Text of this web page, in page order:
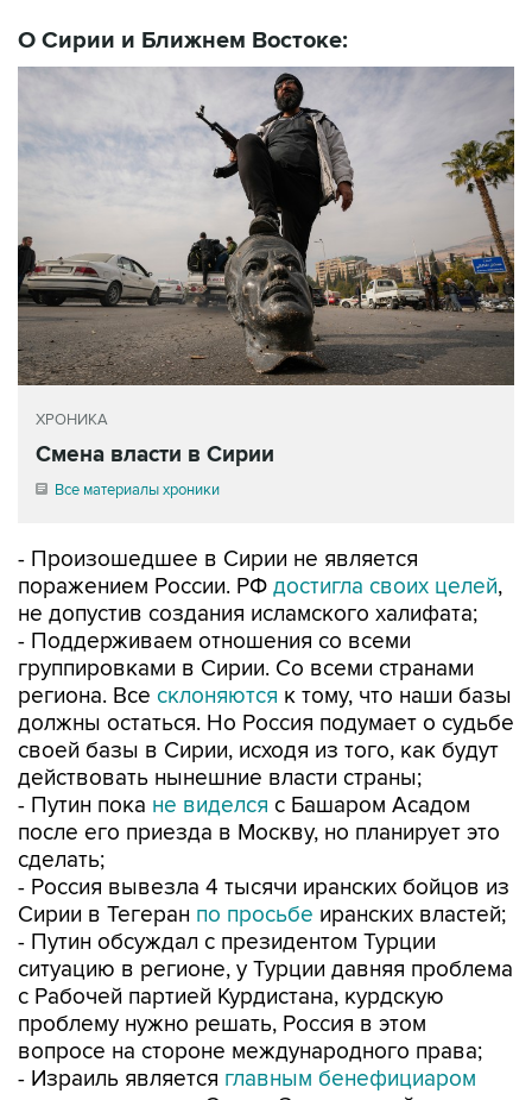
О Сирии и Ближнем Востоке:
ХРОНИКА
Смена власти в Сирии
Все материалы хроники
- Произошедшее в Сирии не является
поражением России. РФ достигла своих целей,
не допустив создания исламского халифата;
- Поддерживаем отношения со всеми
группировками в Сирии. Со всеми странами
региона. Все склоняются к тому, что наши базы
должны остаться. Но Россия подумает о судьбе
своей базы в Сирии, исходя из того, как будут
действовать нынешние власти страны;
- Путин пока не виделся с Башаром Асадом
после его приезда в Москву, но планирует это
сделать;
- Россия вывезла 4 тысячи иранских бойцов из
Сирии в Тегеран по просьбе иранских властей;
- Путин обсуждал с президентом Турции
ситуацию в регионе, у Турции давняя проблема
с Рабочей партией Курдистана, курдскую
проблему нужно решать, Россия в этом
вопросе на стороне международного права;
- Израиль является главным бенефициаром